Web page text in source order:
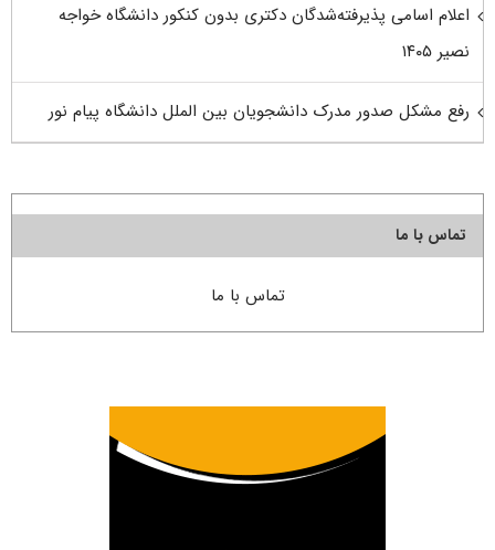
اعلام اسامی پذیرفته‌شدگان دکتری بدون کنکور دانشگاه خواجه
نصیر ۱۴۰۵
رفع مشکل صدور مدرک دانشجویان بین الملل دانشگاه پیام نور
تماس با ما
تماس با ما